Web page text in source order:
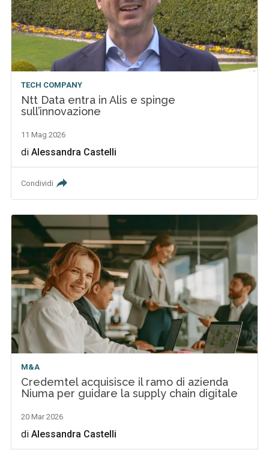
TECH COMPANY
Ntt Data entra in Alis e spinge
sull’innovazione
11 Mag 2026
diAlessandra Castelli
Condividi
M&A
Credemtel acquisisce il ramo di azienda
Niuma per guidare la supply chain digitale
20 Mar 2026
diAlessandra Castelli